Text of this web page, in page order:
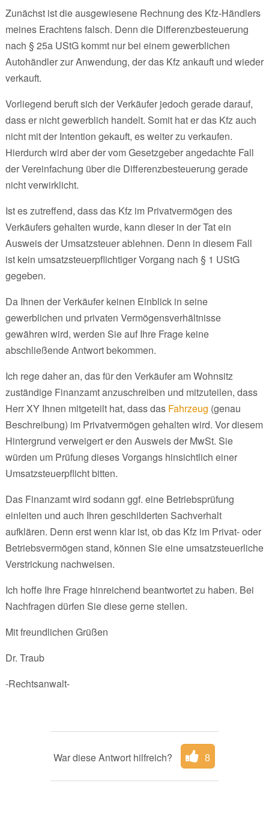
Zunächst ist die ausgewiesene Rechnung des Kfz-Händlers
meines Erachtens falsch. Denn die Differenzbesteuerung
nach § 25a UStG kommt nur bei einem gewerblichen
Autohändler zur Anwendung, der das Kfz ankauft und wieder
verkauft.
Vorliegend beruft sich der Verkäufer jedoch gerade darauf,
dass er nicht gewerblich handelt. Somit hat er das Kfz auch
nicht mit der Intention gekauft, es weiter zu verkaufen.
Hierdurch wird aber der vom Gesetzgeber angedachte Fall
der Vereinfachung über die Differenzbesteuerung gerade
nicht verwirklicht.
Ist es zutreffend, dass das Kfz im Privatvermögen des
Verkäufers gehalten wurde, kann dieser in der Tat ein
Ausweis der Umsatzsteuer ablehnen. Denn in diesem Fall
ist kein umsatzsteuerpflichtiger Vorgang nach § 1 UStG
gegeben.
Da Ihnen der Verkäufer keinen Einblick in seine
gewerblichen und privaten Vermögensverhältnisse
gewähren wird, werden Sie auf Ihre Frage keine
abschließende Antwort bekommen.
Ich rege daher an, das für den Verkäufer am Wohnsitz
zuständige Finanzamt anzuschreiben und mitzuteilen, dass
Herr XY Ihnen mitgeteilt hat, dass das Fahrzeug (genau
Beschreibung) im Privatvermögen gehalten wird. Vor diesem
Hintergrund verweigert er den Ausweis der MwSt. Sie
würden um Prüfung dieses Vorgangs hinsichtlich einer
Umsatzsteuerpflicht bitten.
Das Finanzamt wird sodann ggf. eine Betriebsprüfung
einleiten und auch Ihren geschilderten Sachverhalt
aufklären. Denn erst wenn klar ist, ob das Kfz im Privat- oder
Betriebsvermögen stand, können Sie eine umsatzsteuerliche
Verstrickung nachweisen.
Ich hoffe Ihre Frage hinreichend beantwortet zu haben. Bei
Nachfragen dürfen Sie diese gerne stellen.
Mit freundlichen Grüßen
Dr. Traub
-Rechtsanwalt-
War diese Antwort hilfreich? 8